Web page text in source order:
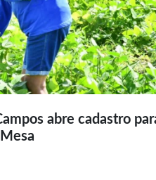
abre cadastro